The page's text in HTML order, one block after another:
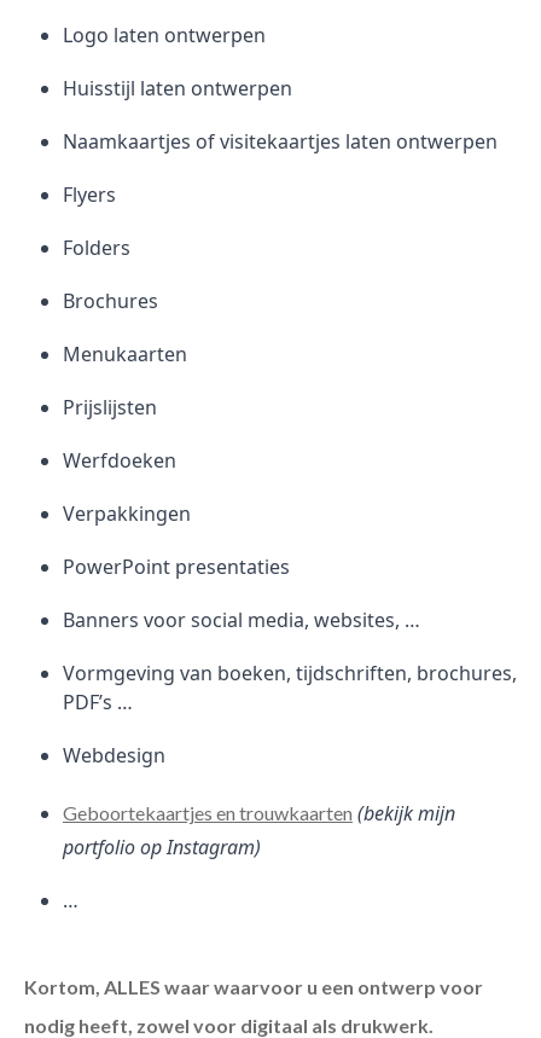
Logo laten ontwerpen
Huisstijl laten ontwerpen
Naamkaartjes of visitekaartjes laten ontwerpen
Flyers
Folders
Brochures
Menukaarten
Prijslijsten
Werfdoeken
Verpakkingen
PowerPoint presentaties
Banners voor social media, websites, …
Vormgeving van boeken, tijdschriften, brochures,
PDF’s …
Webdesign
Geboortekaartjes en trouwkaarten (bekijk mijn
portfolio op Instagram)
…
Kortom, ALLES waar waarvoor u een ontwerp voor
nodig heeft, zowel voor digitaal als drukwerk.